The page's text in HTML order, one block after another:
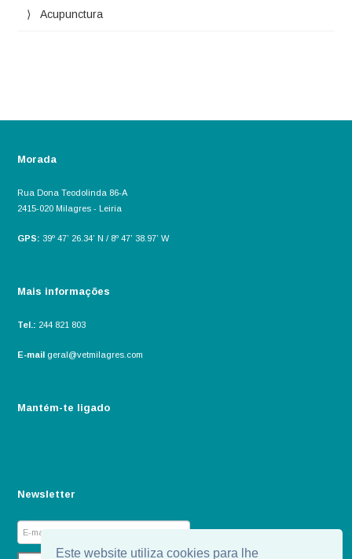
Este website utiliza cookies para lhe
Acupunctura
Morada
Rua Dona Teodolinda 86-A
2415-020 Milagres - Leiria
GPS: 39º 47’ 26.34’ N / 8º 47’ 38.97’ W
Mais informações
Tel.: 244 821 803
E-mail geral@vetmilagres.com
Mantém-te ligado
Newsletter